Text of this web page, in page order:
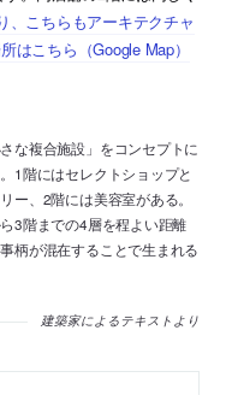
、こちらもアーキテクチャ
はこちら（Google Map）
な複合施設」をコンセプトに
1階にはセレクトショップと
ー、2階には美容室がある。
3階までの4層を程よい距離
柄が混在することで生まれる
建築家によるテキストより